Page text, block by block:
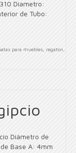
Diametro:
de Tubo:
para muebles regaton
Diámetro de
Base A: 4mm